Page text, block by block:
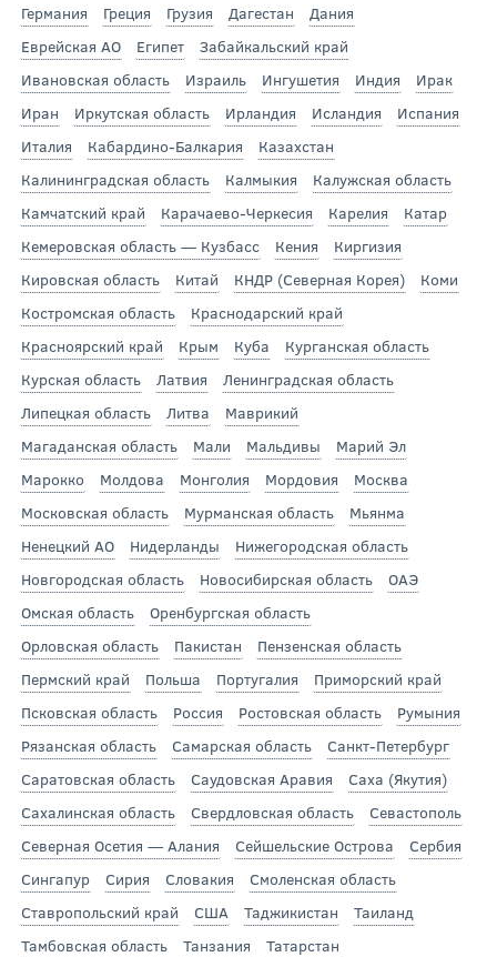
Германия
Греция Грузия Дагестан
Дания
Еврейская АО
Египет
Забайкальский край
Ивановская область
Израиль Ингушетия Индия
Ирак
Иран
Иркутская область Ирландия Исландия
Испания
Италия
Кабардино-Балкария
Казахстан
Калининградская область
Калмыкия
Калужская область
Камчатский край
Карачаево-Черкесия Карелия
Катар
Кемеровская область — Кузбасс
Кения
Киргизия
Кировская область
Китай КНДР (Северная Корея)
Коми
Костромская область
Краснодарский край
Красноярский край
Крым Куба
Курганская область
Курская область
Латвия
Ленинградская область
Липецкая область
Литва
Маврикий
Магаданская область
Мали Мальдивы
Марий Эл
Марокко
Молдова Монголия Мордовия
Москва
Московская область
Мурманская область
Мьянма
Ненецкий АО
Нидерланды
Нижегородская область
Новгородская область
Новосибирская область
ОАЭ
Омская область
Оренбургская область
Орловская область
Пакистан
Пензенская область
Пермский край
Польша Португалия
Приморский край
Псковская область
Россия Ростовская область
Румыния
Рязанская область
Самарская область
Санкт-Петербург
Саратовская область
Саудовская Аравия
Саха (Якутия)
Сахалинская область
Свердловская область
Севастополь
Северная Осетия — Алания
Сейшельские Острова
Сербия
Сингапур
Сирия Словакия
Смоленская область
Ставропольский край
США Таджикистан
Таиланд
Тамбовская область
Танзания
Татарстан